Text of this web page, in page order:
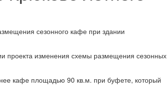
сезонного кафе при здании
проекта изменения схемы размещения сезонных
кафе площадью 90 кв.м. при буфете, который